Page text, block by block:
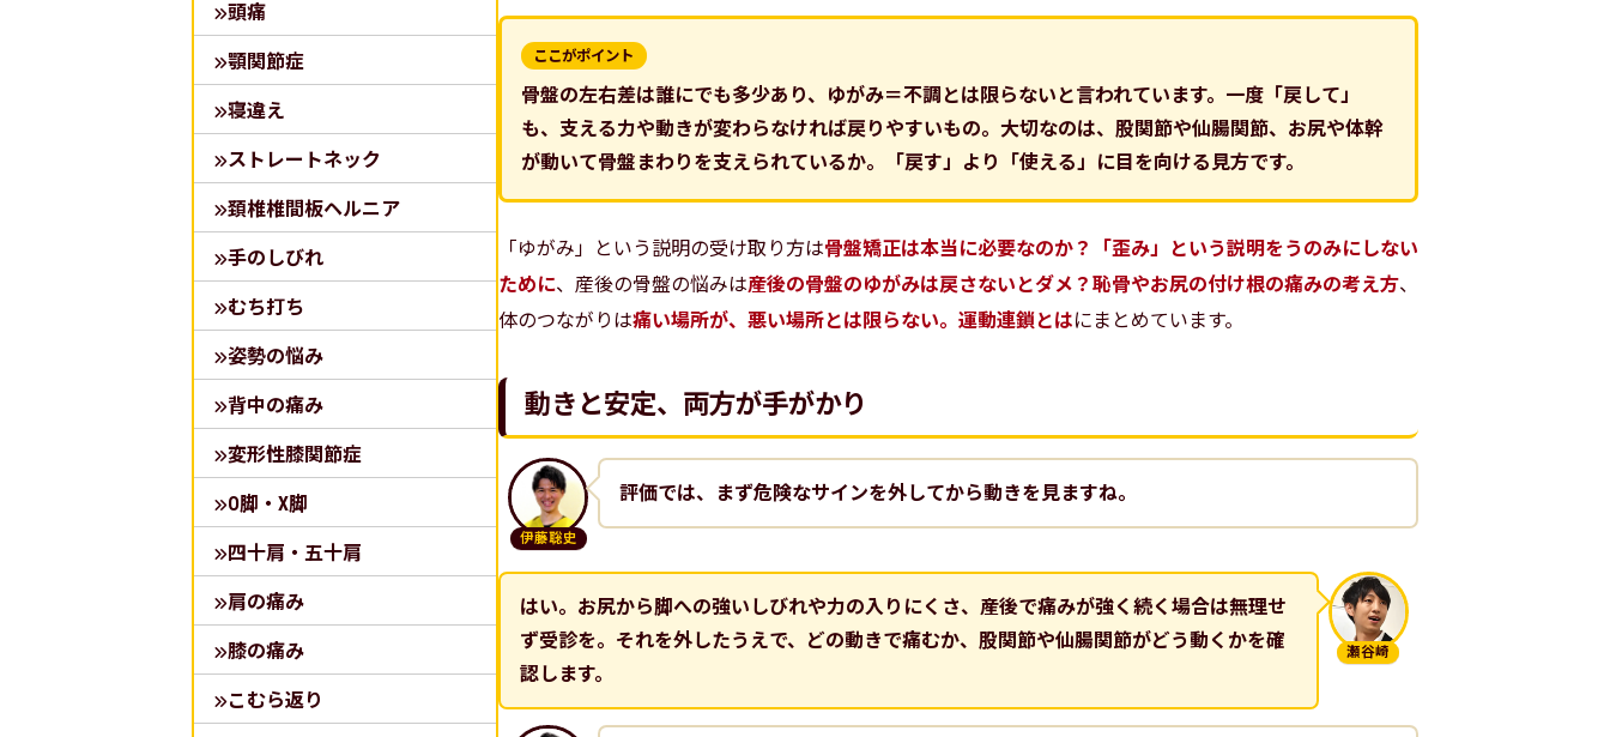
頭痛
顎関節症
寝違え
ストレートネック
頚椎椎間板ヘルニア
手のしびれ
むち打ち
姿勢の悩み
背中の痛み
変形性膝関節症
O脚・X脚
四十肩・五十肩
肩の痛み
膝の痛み
こむら返り
ここがポイント
骨盤の左右差は誰にでも多少あり、ゆがみ＝不調とは限らないと言われています。一度「戻して」
も、支える力や動きが変わらなければ戻りやすいもの。大切なのは、股関節や仙腸関節、お尻や体幹
が動いて骨盤まわりを支えられているか。「戻す」より「使える」に目を向ける見方です。
「ゆがみ」という説明の受け取り方は骨盤矯正は本当に必要なのか？「歪み」という説明をうのみにしない
ために、産後の骨盤の悩みは産後の骨盤のゆがみは戻さないとダメ？恥骨やお尻の付け根の痛みの考え方、
体のつながりは痛い場所が、悪い場所とは限らない。運動連鎖とはにまとめています。
動きと安定、両方が手がかり
伊藤聡史
評価では、まず危険なサインを外してから動きを見ますね。
瀬谷崎
はい。お尻から脚への強いしびれや力の入りにくさ、産後で痛みが強く続く場合は無理せ
ず受診を。それを外したうえで、どの動きで痛むか、股関節や仙腸関節がどう動くかを確
認します。